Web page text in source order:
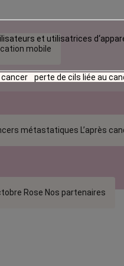
mobile
métastatiques L’après
Rose Nos partenaires
et utilisatrices
cancer perte de cils liée au